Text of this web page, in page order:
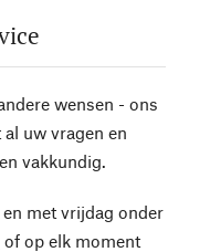
wensen - ons
uw vragen en
vakkundig.
met vrijdag onder
of op elk moment